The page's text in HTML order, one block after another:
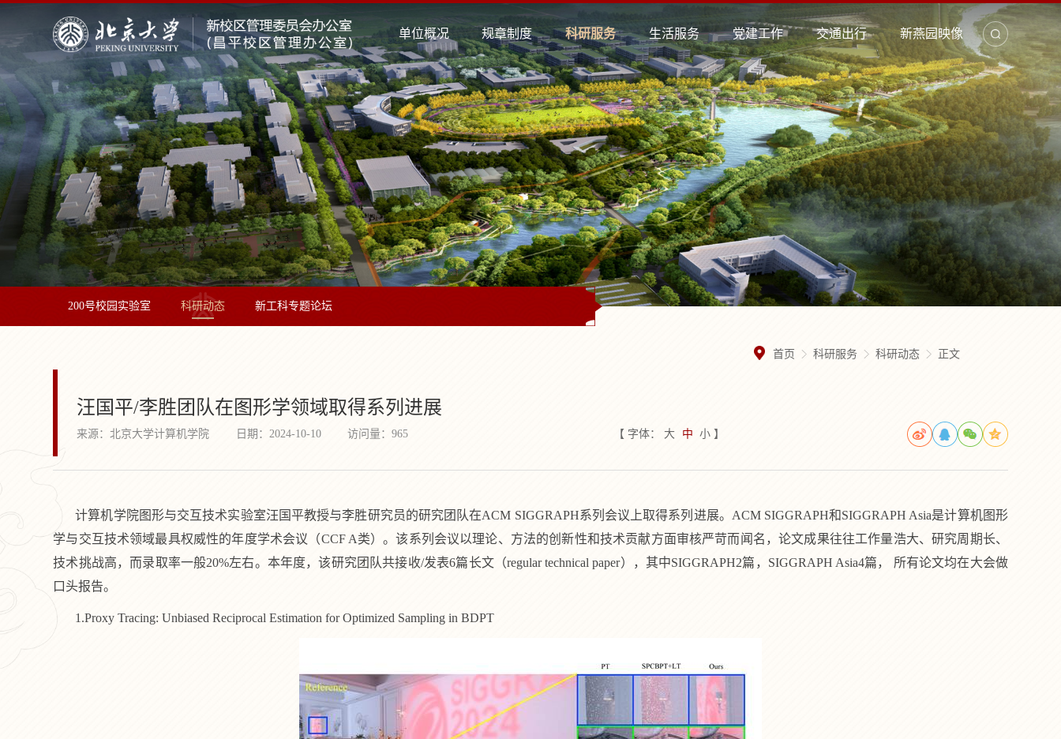
单位概况 规章制度 科研服务 生活服务 党建工作 交通出行 新燕园映像
200号校园实验室 科研动态 新工科专题论坛
首页 科研服务 科研动态 正文
汪国平/李胜团队在图形学领域取得系列进展
来源：北京大学计算机学院 日期：2024-10-10 访问量： 965 【 字体： 大 中 小 】
计算机学院图形与交互技术实验室汪国平教授与李胜研究员的研究团队在ACM SIGGRAPH系列会议上取得系列进展。 ACM SIGGRAPH和SIGGRAPH Asia是计算机图形
学与交互技术领域最具权威性的年度学术会议（CCF A类）。该系列会议以理论、方法的创新性和技术贡献方面审核严苛而闻名，论文成果往往工作量浩大、研究周期长、
技术挑战高，而录取率一般20%左右。本年度，该研究团队共接收/发表6篇长文（regular technical paper），其中SIGGRAPH2篇， SIGGRAPH Asia4篇， 所有论文均在大会做
口头报告。
1.Proxy Tracing: Unbiased Reciprocal Estimation for Optimized Sampling in BDPT